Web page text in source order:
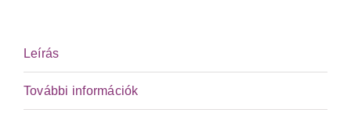
Leírás
További információk